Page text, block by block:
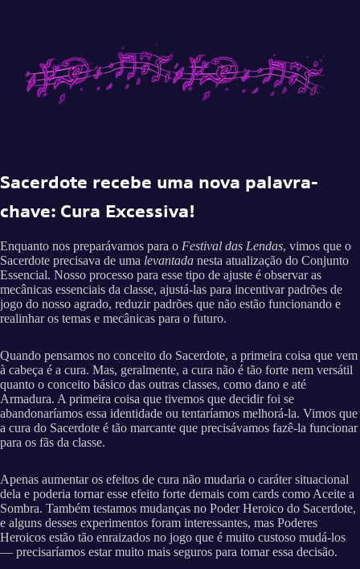
Sacerdote recebe uma nova palavra-
chave: Cura Excessiva!
Enquanto nos preparávamos para o Festival das Lendas, vimos que o
Sacerdote precisava de uma levantada nesta atualização do Conjunto
Essencial. Nosso processo para esse tipo de ajuste é observar as
mecânicas essenciais da classe, ajustá-las para incentivar padrões de
jogo do nosso agrado, reduzir padrões que não estão funcionando e
realinhar os temas e mecânicas para o futuro.
Quando pensamos no conceito do Sacerdote, a primeira coisa que vem
à cabeça é a cura. Mas, geralmente, a cura não é tão forte nem versátil
quanto o conceito básico das outras classes, como dano e até
Armadura. A primeira coisa que tivemos que decidir foi se
abandonaríamos essa identidade ou tentaríamos melhorá-la. Vimos que
a cura do Sacerdote é tão marcante que precisávamos fazê-la funcionar
para os fãs da classe.
Apenas aumentar os efeitos de cura não mudaria o caráter situacional
dela e poderia tornar esse efeito forte demais com cards como Aceite a
Sombra. Também testamos mudanças no Poder Heroico do Sacerdote,
e alguns desses experimentos foram interessantes, mas Poderes
Heroicos estão tão enraizados no jogo que é muito custoso mudá-los
— precisaríamos estar muito mais seguros para tomar essa decisão.